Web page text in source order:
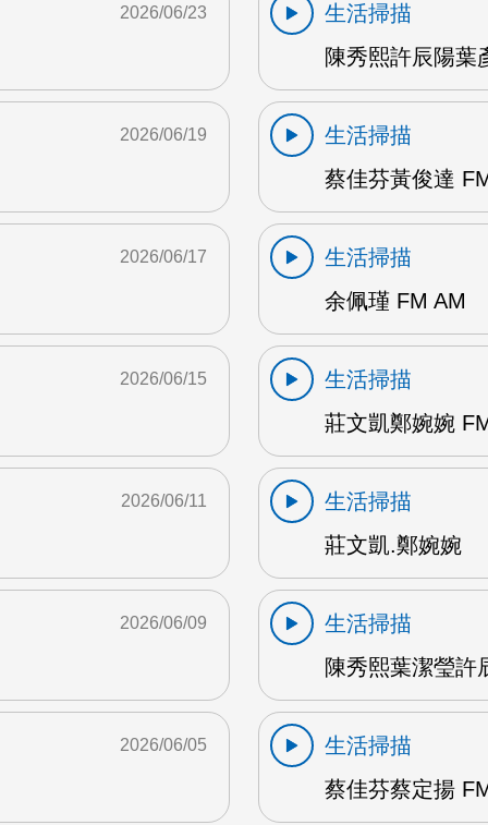
2026/06/23
生活掃描
陳秀熙許辰陽葉
2026/06/19
生活掃描
蔡佳芬黃俊達
2026/06/17
生活掃描
余佩瑾 FM AM
2026/06/15
生活掃描
莊文凱鄭婉婉
2026/06/11
生活掃描
莊文凱.鄭婉婉
2026/06/09
生活掃描
陳秀熙葉潔瑩許
2026/06/05
生活掃描
蔡佳芬蔡定揚